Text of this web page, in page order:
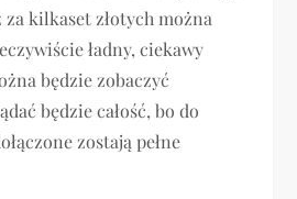
kilkaset złotych można
ładny, ciekawy
będzie zobaczyć
będzie całość, bo do
zostają pełne